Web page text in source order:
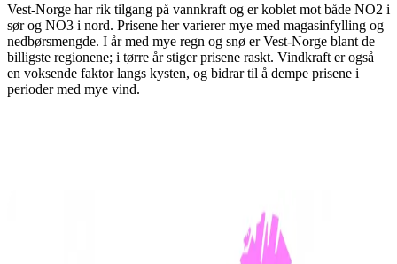
Vest-Norge har rik tilgang på vannkraft og er koblet mot både NO2 i
sør og NO3 i nord. Prisene her varierer mye med magasinfylling og
nedbørsmengde. I år med mye regn og snø er Vest-Norge blant de
billigste regionene; i tørre år stiger prisene raskt. Vindkraft er også
en voksende faktor langs kysten, og bidrar til å dempe prisene i
perioder med mye vind.